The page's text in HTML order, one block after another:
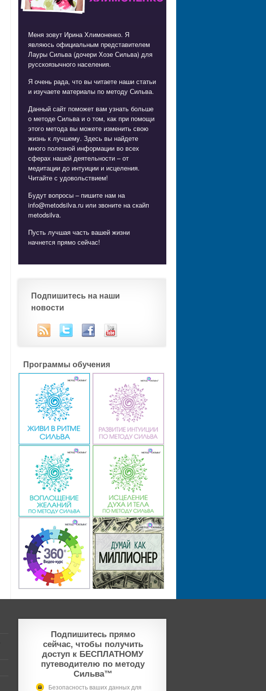
Меня зовут Ирина Хлимоненко. Я
являюсь официальным представителем
Лауры Сильва (дочери Хозе Сильва) для
русскоязычного населения.
Я очень рада, что вы читаете наши статьи
и изучаете материалы по методу Сильва.
Данный сайт поможет вам узнать больше
о методе Сильва и о том, как при помощи
этого метода вы можете изменить свою
жизнь к лучшему. Здесь вы найдете
много полезной информации во всех
сферах нашей деятельности – от
медитации до интуиции и исцеления.
Читайте с удовольствием!
Будут вопросы – пишите нам на
info@metodsilva.ru или звоните на скайп
metodsilva.
Пусть лучшая часть вашей жизни
начнется прямо сейчас!
Подпишитесь на наши
новости
Программы обучения
Подпишитесь прямо
сейчас, чтобы получить
доступ к БЕСПЛАТНОМУ
путеводителю по методу
Сильва™
Безопасность ваших данных для